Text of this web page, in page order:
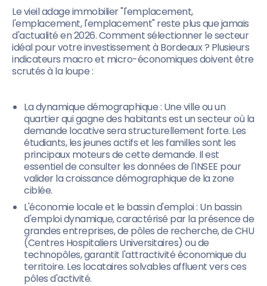
Le vieil adage immobilier "l'emplacement,
l'emplacement, l'emplacement" reste plus que jamais
d'actualité en 2026. Comment sélectionner le secteur
idéal pour votre investissement à Bordeaux ? Plusieurs
indicateurs macro et micro-économiques doivent être
scrutés à la loupe :
La dynamique démographique : Une ville ou un
quartier qui gagne des habitants est un secteur où la
demande locative sera structurellement forte. Les
étudiants, les jeunes actifs et les familles sont les
principaux moteurs de cette demande. Il est
essentiel de consulter les données de l'INSEE pour
valider la croissance démographique de la zone
ciblée.
L'économie locale et le bassin d'emploi : Un bassin
d'emploi dynamique, caractérisé par la présence de
grandes entreprises, de pôles de recherche, de CHU
(Centres Hospitaliers Universitaires) ou de
technopôles, garantit l'attractivité économique du
territoire. Les locataires solvables affluent vers ces
pôles d'activité.